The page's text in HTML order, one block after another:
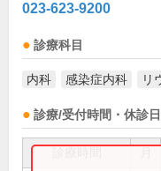
023-623-9200
診療科目
内科 感染症内科 リ
診療/受付時間・休診日